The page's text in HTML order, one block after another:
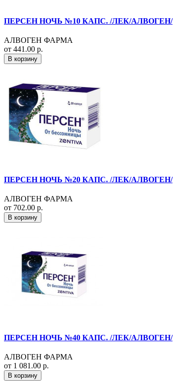
ПЕРСЕН НОЧЬ №10 КАПС. /ЛЕК/АЛВОГЕН/
АЛВОГЕН ФАРМА
от 441.00 р.
В корзину
ПЕРСЕН НОЧЬ №20 КАПС. /ЛЕК/АЛВОГЕН/
АЛВОГЕН ФАРМА
от 702.00 р.
В корзину
ПЕРСЕН НОЧЬ №40 КАПС. /ЛЕК/АЛВОГЕН/
АЛВОГЕН ФАРМА
от 1 081.00 р.
В корзину